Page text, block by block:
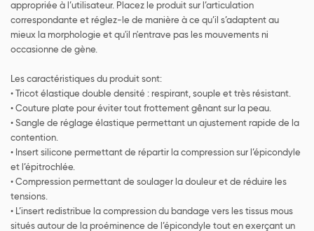
appropriée à l’utilisateur. Placez le produit sur l’articulation
correspondante et réglez-le de manière à ce qu’il s’adaptent au
mieux la morphologie et qu'il n'entrave pas les mouvements ni
occasionne de gène.
Les caractéristiques du produit sont:
• Tricot élastique double densité : respirant, souple et très résistant.
• Couture plate pour éviter tout frottement gênant sur la peau.
• Sangle de réglage élastique permettant un ajustement rapide de la
contention.
• Insert silicone permettant de répartir la compression sur l’épicondyle
et l’épitrochlée.
• Compression permettant de soulager la douleur et de réduire les
tensions.
• L’insert redistribue la compression du bandage vers les tissus mous
situés autour de la proéminence de l’épicondyle tout en exerçant un